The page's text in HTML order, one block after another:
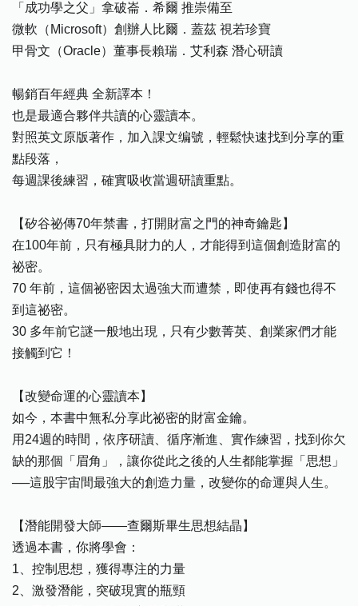
「成功學之父」拿破崙．希爾 推崇備至
微軟（Microsoft）創辦人比爾．蓋茲 視若珍寶
甲骨文（Oracle）董事長賴瑞．艾利森 潛心研讀
暢銷百年經典 全新譯本！
也是最適合夥伴共讀的心靈讀本。
對照英文原版著作，加入課文编號，輕鬆快速找到分享的重
點段落，
每週課後練習，確實吸收當週研讀重點。
【矽谷祕傳70年禁書，打開財富之門的神奇鑰匙】
在100年前，只有極具財力的人，才能得到這個創造財富的
祕密。
70 年前，這個祕密因太過強大而遭禁，即使再有錢也得不
到這祕密。
30 多年前它謎一般地出現，只有少數菁英、創業家們才能
接觸到它！
【改變命運的心靈讀本】
如今，本書中無私分享此祕密的財富金鑰。
用24週的時間，依序研讀、循序漸進、實作練習，找到你欠
缺的那個「眉角」，讓你從此之後的人生都能掌握「思想」
──這股宇宙間最強大的創造力量，改變你的命運與人生。
【潛能開發大師——查爾斯畢生思想結晶】
透過本書，你將學會：
1、控制思想，獲得專注的力量
2、激發潛能，突破現實的瓶頸